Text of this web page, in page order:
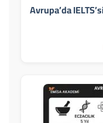
Avrupa’da